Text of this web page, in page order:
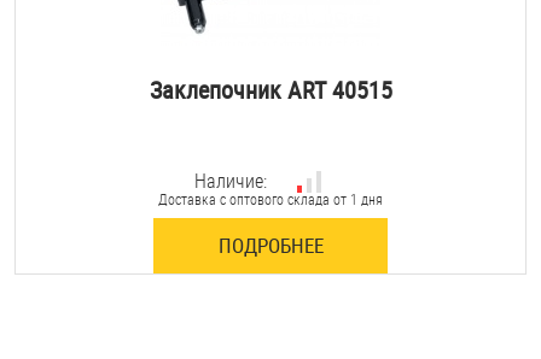
Заклепочник ART 40515
Наличие:
Доставка с оптового склада от 1 дня
ПОДРОБНЕЕ